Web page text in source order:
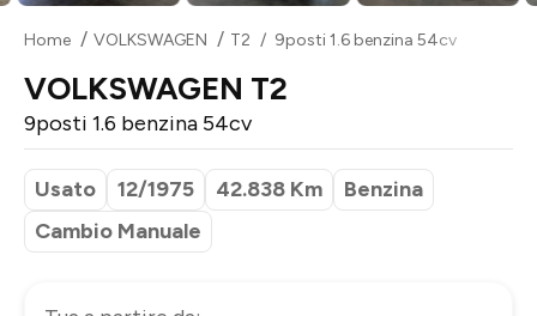
Home VOLKSWAGEN T2 9posti 1.6 benzina 54cv
VOLKSWAGEN T2
9posti 1.6 benzina 54cv
Usato 12/1975 42.838 Km
Benzina
Cambio Manuale